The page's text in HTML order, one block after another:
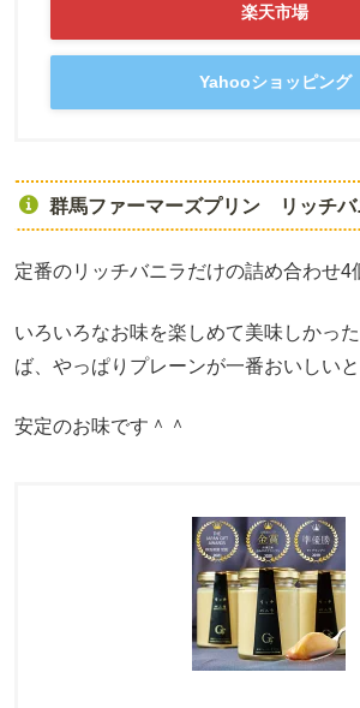
楽天市場
Yahooショッピング
群馬ファーマーズプリン リッチバ
定番のリッチバニラだけの詰め合わせ4
いろいろなお味を楽しめて美味しかっ
ば、やっぱりプレーンが一番おいしいと
安定のお味です＾＾